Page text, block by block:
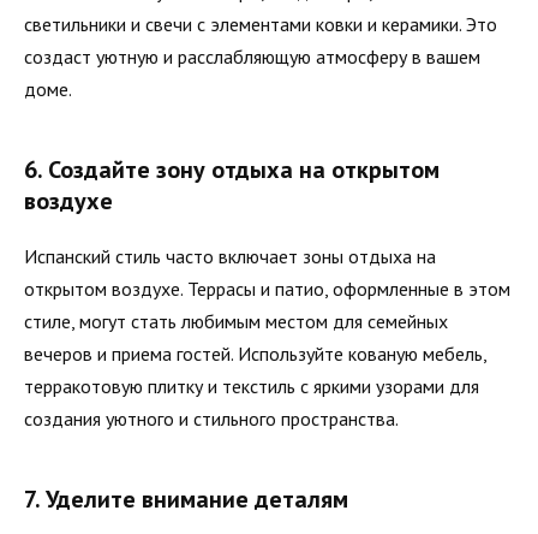
светильники и свечи с элементами ковки и керамики. Это
создаст уютную и расслабляющую атмосферу в вашем
доме.
6. Создайте зону отдыха на открытом
воздухе
Испанский стиль часто включает зоны отдыха на
открытом воздухе. Террасы и патио, оформленные в этом
стиле, могут стать любимым местом для семейных
вечеров и приема гостей. Используйте кованую мебель,
терракотовую плитку и текстиль с яркими узорами для
создания уютного и стильного пространства.
7. Уделите внимание деталям